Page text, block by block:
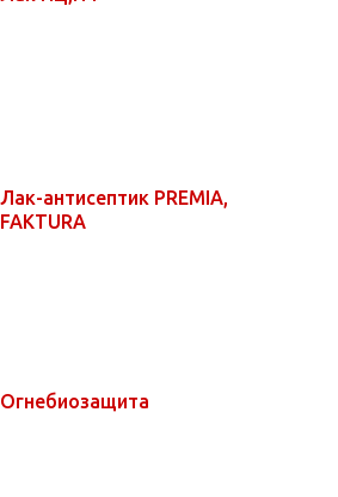
Лак-антисептик PREMIA,
FAKTURA
Огнебиозащита